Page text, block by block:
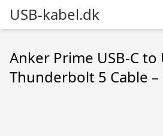
USB-kabel.dk
Anker Prime USB-C to
Thunderbolt 5 Cable –